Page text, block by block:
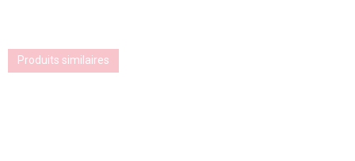
Produits similaires